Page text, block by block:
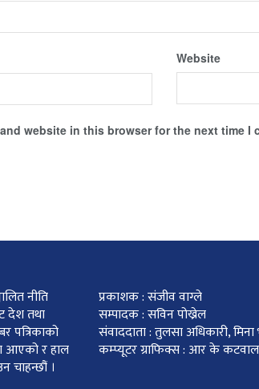
Website
website in this browser for the next time I
नीति
देश तथा
पत्रिकाको
आएको र हाल
चाहन्छौं ।
प्रकाशक : संजीव वाग्ले
सम्पादक : सविन पोख्रेल
संवाददाता : तुलसा अधिकारी, मिना
कम्प्यूटर ग्राफिक्स : आर के कटवाल